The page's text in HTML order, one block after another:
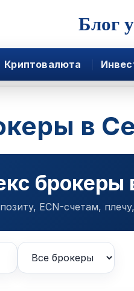
Блог
Криптовалюта
в
брокеры
ECN-счетам,